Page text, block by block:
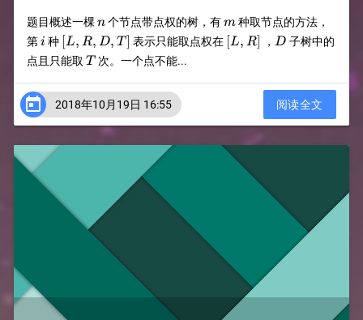
题目概述一棵n
n个节点带点权的树，有m
m种取节点的方法，
第i
i 种 [L,R,D,T]
L, R, D, T 表示只能取点权在 [L,R]
[L, R ， D
D 子树中的
点且只能取 T
T 次。一个点不能...
 2018年10月19日 16:55 阅读全文